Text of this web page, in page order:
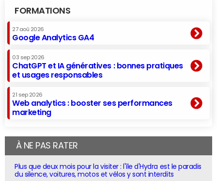
FORMATIONS
27 aoû 2026
Google Analytics GA4
03 sep 2026
ChatGPT et IA génératives : bonnes pratiques
et usages responsables
21 sep 2026
Web analytics : booster ses performances
marketing
À NE PAS RATER
Plus que deux mois pour la visiter : l'île d'Hydra est le paradis
du silence, voitures, motos et vélos y sont interdits